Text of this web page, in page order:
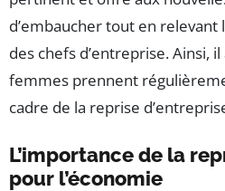
d’embaucher tout en
des chefs d’entreprise. Ainsi,
femmes prennent
cadre de la reprise
L’importance de la
pour l’économie